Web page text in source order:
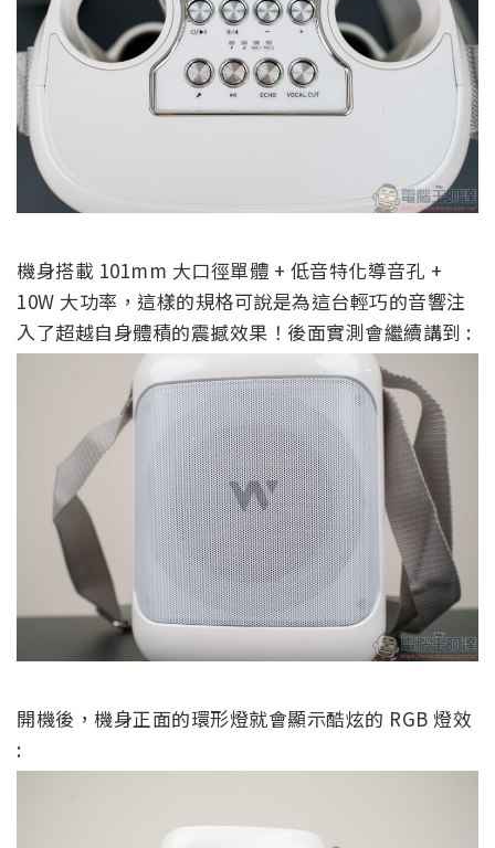
機身搭載 101mm 大口徑單體 + 低音特化導音孔 +
10W 大功率，這樣的規格可說是為這台輕巧的音響注
入了超越自身體積的震撼效果！後面實測會繼續講到 :
開機後，機身正面的環形燈就會顯示酷炫的 RGB 燈效
: